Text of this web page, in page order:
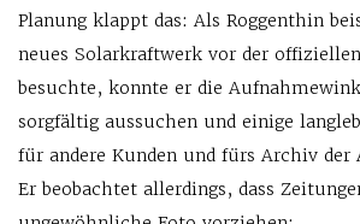
Planung klappt das: Als Roggenthin
neues Solarkraftwerk vor der
besuchte, konnte er die
sorgfältig aussuchen und einige
für andere Kunden und fürs Archiv der
Er beobachtet allerdings, dass